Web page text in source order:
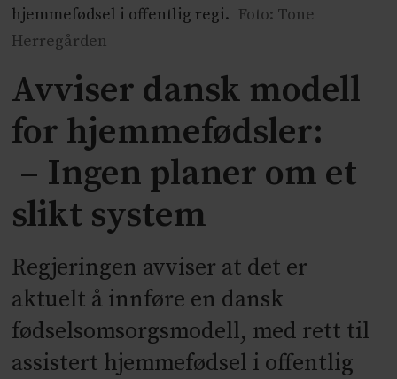
hjemmefødsel i offentlig regi. Foto: Tone
Herregården
Avviser dansk modell
for hjemmefødsler:
– Ingen planer om et
slikt system
Regjeringen avviser at det er
aktuelt å innføre en dansk
fødselsomsorgsmodell, med rett til
assistert hjemmefødsel i offentlig